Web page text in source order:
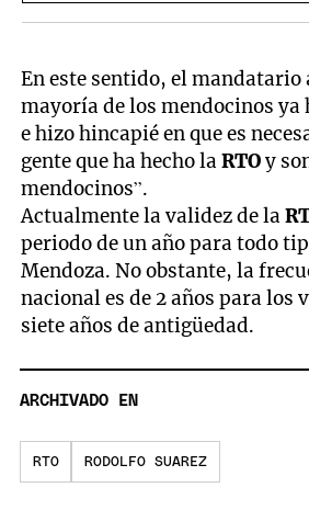
En este sentido, el mandatario
mayoría de los mendocinos ya
e hizo hincapié en que es
gente que ha hecho laRTOy
mendocinos”.
Actualmente la validez de la
periodo de un año para todo
Mendoza. No obstante, la
nacional es de 2 años para los
siete años de antigüedad.
ARCHIVADO EN
RTO RODOLFO SUAREZ